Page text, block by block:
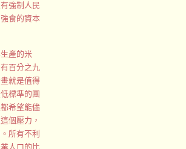
強制人民
食的資本
產的米
百分之九
就是值得
標準的團
希望能儘
個壓力，
所有不利
人口的比